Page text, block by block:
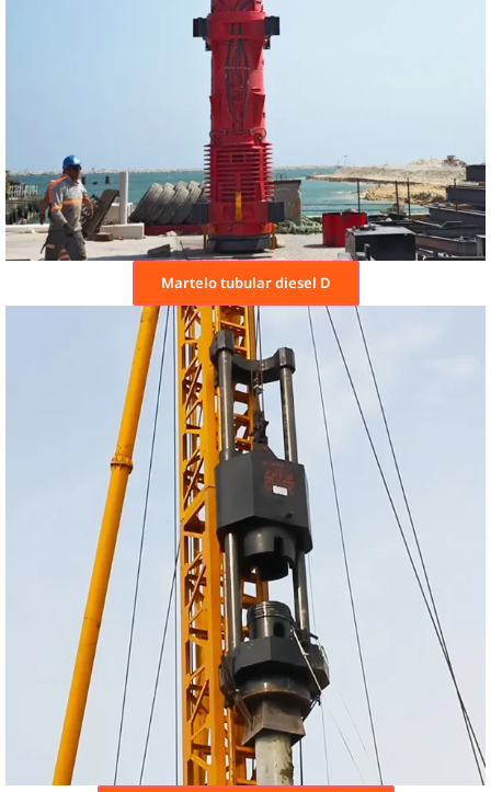
Martelo tubular diesel D